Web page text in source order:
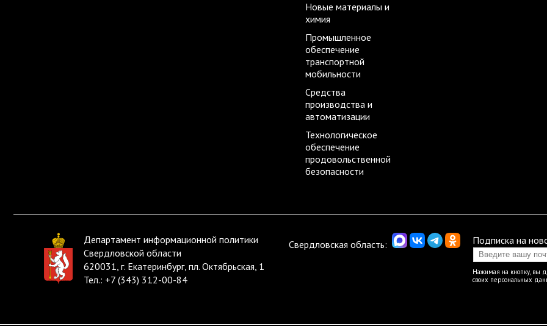
Новые материалы и
химия
Промышленное
обеспечение
транспортной
мобильности
Средства
производства и
автоматизации
Технологическое
обеспечение
продовольственной
безопасности
Департамент информационной политики
Свердловской области
620031, г. Екатеринбург, пл. Октябрьская, 1
Тел.: +7 (343) 312-00-84
Свердловская область: Подписка на
Нажимая на кнопку, вы
своих персональных